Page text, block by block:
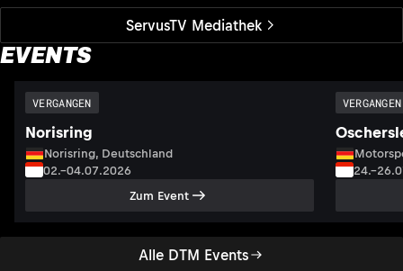
ServusTV Mediathek
EVENTS
Alle DTM Events
VERGANGEN
Norisring
Norisring, Deutschland
02.–04.07.2026
Zum Event
VERGANGEN